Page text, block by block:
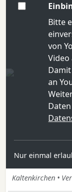
Bitte
von
Video
an
Nur einmal
Kaltenkirchen •